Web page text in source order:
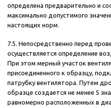
определена предварительно и
максимально допустимого
настоящих норм.
7.5. Непосредственно перед
осуществляется определение
При этом мерный участок
присоединенного к образцу,
патрубку вентилятора. Путем
образце создается не менее 5
равномерно расположенных в